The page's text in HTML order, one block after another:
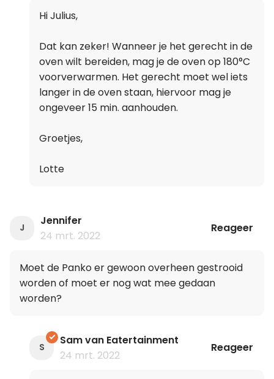
Hi Julius,
Dat kan zeker! Wanneer je het gerecht in de
oven wilt bereiden, mag je de oven op 180°C
voorverwarmen. Het gerecht moet wel iets
langer in de oven staan, hiervoor mag je
ongeveer 15 min. aanhouden.
Groetjes,
Lotte
J
Jennifer
24 mrt. 2022
Reageer
Moet de Panko er gewoon overheen gestrooid
worden of moet er nog wat mee gedaan
worden?
S
Sam van Eatertainment
24 mrt. 2022
Reageer